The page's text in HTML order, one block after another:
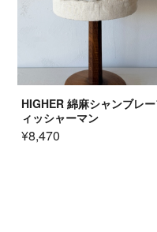
HIGHER 綿麻シャンブレ
ィッシャーマン
¥8,470